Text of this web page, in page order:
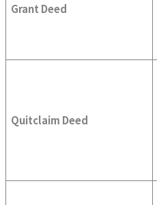
Grant Deed
Quitclaim Deed